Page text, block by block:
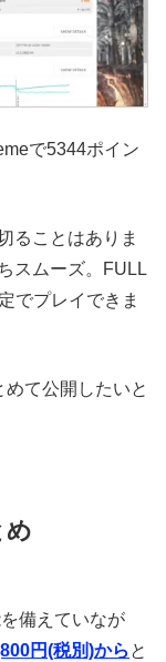
で5344ポイン
ることはありま
スムーズ。FULL
でプレイできま
て公開したいと
め
備えていなが
円(税別)から と